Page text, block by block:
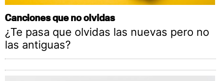
Canciones que no olvidas
¿Te pasa que olvidas las nuevas pero no
las antiguas?